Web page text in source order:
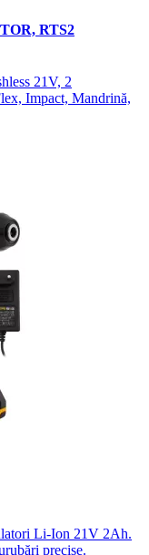
RTS2
21V, 2
Impact, Mandrină,
Li-Ion 21V 2Ah.
precise.